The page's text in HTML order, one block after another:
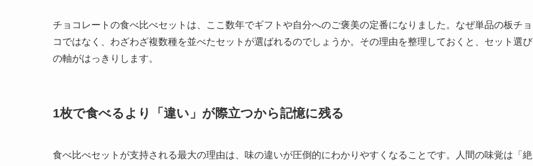
チョコレートの食べ比べセットは、ここ数年でギフトや自分へのご褒美の定番になりました。なぜ単品の板チョ
コではなく、わざわざ複数種を並べたセットが選ばれるのでしょうか。その理由を整理しておくと、セット選び
の軸がはっきりします。
1枚で食べるより「違い」が際立つから記憶に残る
食べ比べセットが支持される最大の理由は、味の違いが圧倒的にわかりやすくなることです。人間の味覚は「絶